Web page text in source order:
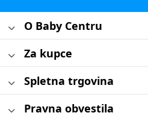
O Baby Centru
Za kupce
Spletna trgovina
Pravna obvestila